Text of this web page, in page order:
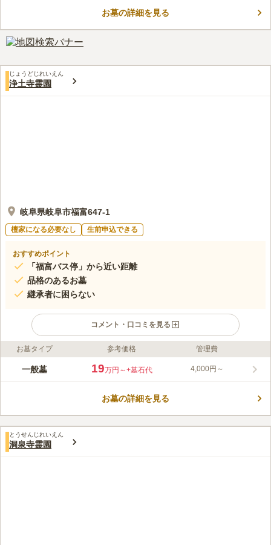
いますので、のどかな場所が大好きだった方や自然に還りたいと
り、法要もお任せすることができて便利です。
口コミ評価
お墓の詳細を見る
じょうどじれいえん
浄土寺霊園
岐阜県岐阜市福富647-1
檀家になる必要なし 生前申込できる
おすすめポイント
「福富バス停」から近い距離
品格のあるお墓
継承者に困らない
コメント・口コミを見る
ライフドット編集部のコメント
品格のある美しいお寺で、境内は綺麗に整備されており、訪れる
す。 納骨堂や永代供養墓があるので継承者にお困りの方も申し
口コミ評価
この霊園はまだ誰からも評価されていません。
お墓タイプ 参考価格 管理費
一般墓 19万円～+墓石代 4,000円～
お墓の詳細を見る
とうせんじれいえん
洞泉寺霊園